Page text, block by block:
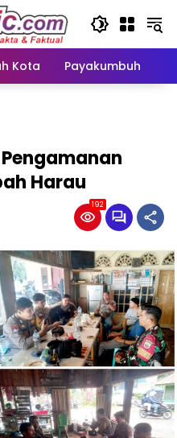
Kota Payakumbuh
Harau
192